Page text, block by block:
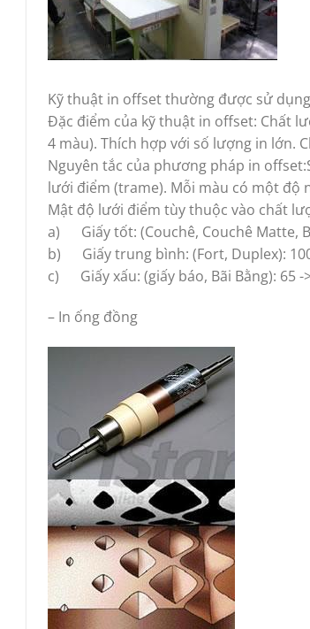
Kỹ thuật in offset thường được sử
Đặc điểm của kỹ thuật in offset: Chất
4 màu). Thích hợp với số lượng in lớn.
Nguyên tắc của phương pháp in
lưới điểm (trame). Mỗi màu có một độ
Mật độ lưới điểm tùy thuộc vào chất
a) Giấy tốt: (Couchê, Couchê Matte,
b) Giấy trung bình: (Fort, Duplex):
c) Giấy xấu: (giấy báo, Bãi Bằng): 65 -
– In ống đồng